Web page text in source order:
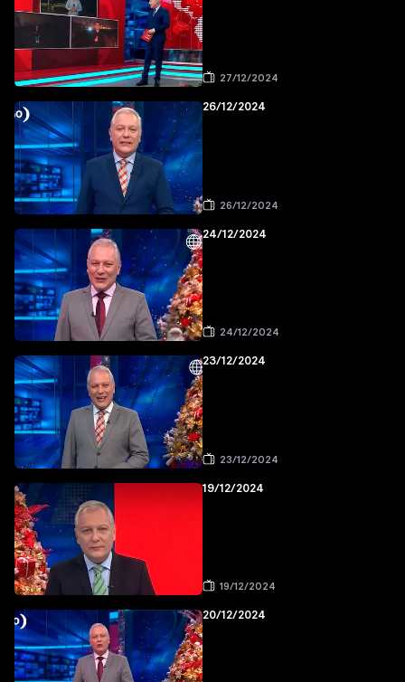
27/12/2024
26/12/2024
26/12/2024
24/12/2024
24/12/2024
23/12/2024
23/12/2024
19/12/2024
19/12/2024
20/12/2024